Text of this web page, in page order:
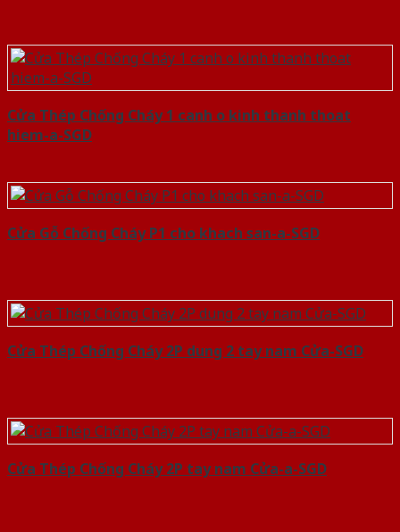
Cửa Thép Chống Cháy 1 canh o kinh thanh thoat
hiem-a-SGD
Cửa Gỗ Chống Cháy P1 cho khach san-a-SGD
Cửa Thép Chống Cháy 2P dung 2 tay nam Cửa-SGD
Cửa Thép Chống Cháy 2P tay nam Cửa-a-SGD